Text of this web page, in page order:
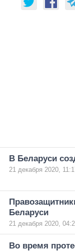
В Беларуси
21 декабря 2020,
Беларуси
21 декабря 2020,
Во время